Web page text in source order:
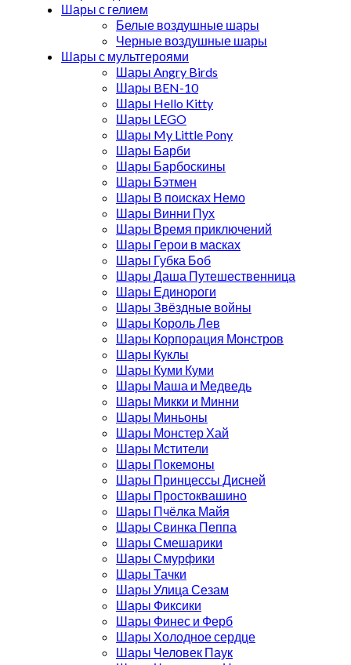
Шары с гелием
Белые воздушные шары
Черные воздушные шары
Шары с мультгероями
Шары Angry Birds
Шары BEN-10
Шары Hello Kitty
Шары LEGO
Шары My Little Pony
Шары Барби
Шары Барбоскины
Шары Бэтмен
Шары В поисках Немо
Шары Винни Пух
Шары Время приключений
Шары Герои в масках
Шары Губка Боб
Шары Даша Путешественница
Шары Единороги
Шары Звёздные войны
Шары Король Лев
Шары Корпорация Монстров
Шары Куклы
Шары Куми Куми
Шары Маша и Медведь
Шары Микки и Минни
Шары Миньоны
Шары Монстер Хай
Шары Мстители
Шары Покемоны
Шары Принцессы Дисней
Шары Простоквашино
Шары Пчёлка Майя
Шары Свинка Пеппа
Шары Смешарики
Шары Смурфики
Шары Тачки
Шары Улица Сезам
Шары Фиксики
Шары Финес и Ферб
Шары Холодное сердце
Шары Человек Паук